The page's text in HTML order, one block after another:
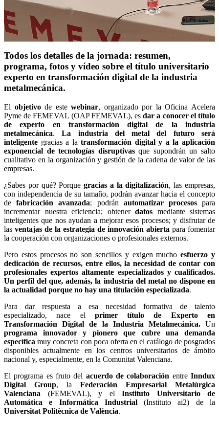
Todos los detalles de la jornada: resumen,
programa, fotos y vídeo sobre el título universitario
experto en transformación digital de la industria
metalmecánica.
El objetivode estewebinar, organizado por la Oficina Acelera
Pyme de FEMEVAL (OAP FEMEVAL), esdar a conocer el título
de experto en transformación digital de la industria
metalmecánica.La industria del metal del futuro será
inteligente gracias a latransformación digital y a la aplicación
exponencial de tecnologías disruptivasque supondrán un salto
cualitativo en la organización y gestión de la cadena de valor de las
empresas.
¿Sabes por qué? Porquegracias a la digitalización, las empresas,
con independencia de su tamaño, podrán avanzar hacia el concepto
defabricación avanzada; podrán automatizar procesospara
incrementar nuestra eficiencia; obtener datos mediante sistemas
inteligentes que nos ayudan a mejorar esos procesos; y disfrutar de
las ventajas de la estrategia de innovación abierta para fomentar
la cooperación con organizaciones o profesionales externos.
Pero estos procesos no son sencillos y exigen muchoesfuerzo y
dedicación de recursos, entre ellos, la necesidad de contar con
profesionales expertos altamente especializados y cualificados.
Un perfil del que, además, la industria del metal no dispone en
la actualidad porque no hay una titulación especializada.
Para dar respuesta a esa necesidad formativa de talento
especializado, nace el primer título de Experto en
Transformación Digital de la Industria Metalmecánica.Un
programa innovador y pionero que cubre una demanda
específica muy concreta con poca oferta en el catálogo de posgrados
disponibles actualmente en los centros universitarios de ámbito
nacional y, especialmente, en la Comunitat Valenciana.
El programa es fruto del acuerdo de colaboración entreInndux
Digital Group, la Federación Empresarial Metalúrgica
Valenciana (FEMEVAL), y el Instituto Universitario de
Automática e Informática Industrial(Instituto ai2) de la
Universitat Politècnica de València.